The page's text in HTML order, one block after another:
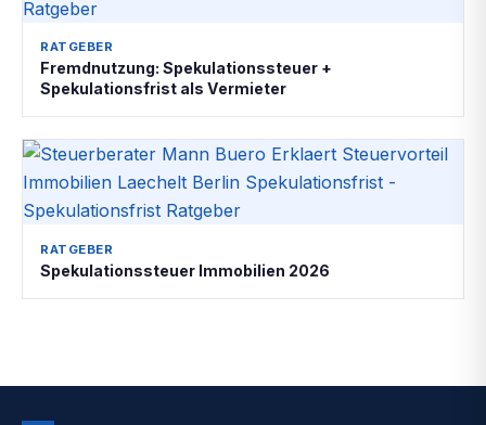
RATGEBER
Fremdnutzung: Spekulationssteuer +
Spekulationsfrist als Vermieter
RATGEBER
Spekulationssteuer Immobilien 2026